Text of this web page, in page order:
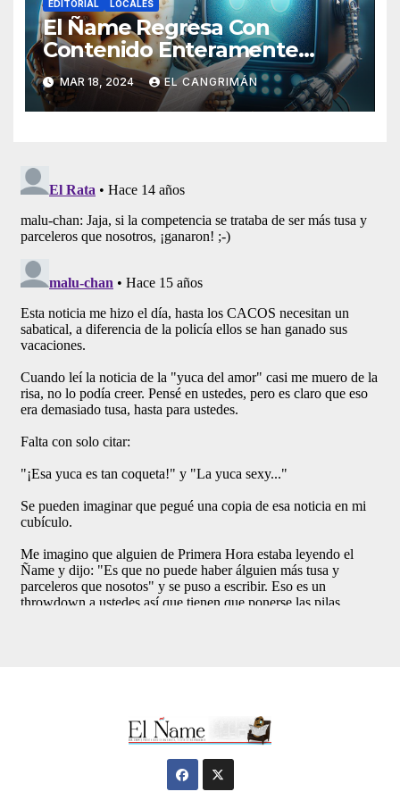
EDITORIAL LOCALES
El Ñame Regresa Con
Contenido Enteramente
Generado Por Inteligencia
Artificial
MAR 18, 2024 EL CANGRIMÁN